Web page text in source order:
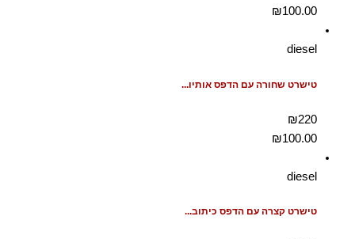
₪100.00
diesel
טישרט שחורה עם הדפס אותיו...
₪220
₪100.00
diesel
טישרט קצרה עם הדפס כיתוב...